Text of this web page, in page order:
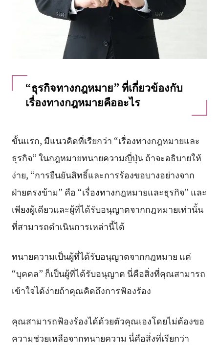
“ธุรกิจทางกฎหมาย” ที่เกี่ยวข้องกับ
เรื่องทางกฎหมายคืออะไร
ขั้นแรก, มีแนวคิดที่เรียกว่า “เรื่องทางกฎหมายและ
ธุรกิจ” ในกฎหมายทนายความญี่ปุ่น ถ้าจะอธิบายให้
ง่าย, “การยืนยันสิทธิ์และการร้องขอบางอย่างจาก
ฝ่ายตรงข้าม” คือ “เรื่องทางกฎหมายและธุรกิจ” และ
เพียงผู้เดียวและผู้ที่ได้รับอนุญาตจากกฎหมายเท่านั้น
ที่สามารถดำเนินการเหล่านี้ได้
ทนายความเป็นผู้ที่ได้รับอนุญาตจากกฎหมาย แต่
“บุคคล” ก็เป็นผู้ที่ได้รับอนุญาต นี่คือสิ่งที่คุณสามารถ
เข้าใจได้ง่ายถ้าคุณคิดถึงการฟ้องร้อง
คุณสามารถฟ้องร้องได้ด้วยตัวคุณเองโดยไม่ต้องขอ
ความช่วยเหลือจากทนายความ นี่คือสิ่งที่เรียกว่า